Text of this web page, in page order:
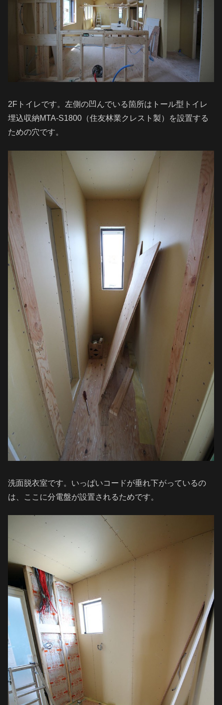
2Fトイレです。左側の凹んでいる箇所はトール型トイレ
埋込収納MTA-S1800（住友林業クレスト製）を設置する
ための穴です。
洗面脱衣室です。いっぱいコードが垂れ下がっているの
は、ここに分電盤が設置されるためです。